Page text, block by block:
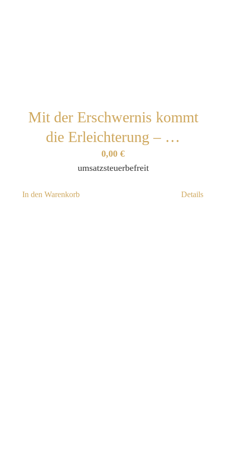
Mit der Erschwernis kommt
die Erleichterung – …
0,00 €
umsatzsteuerbefreit
In den Warenkorb Details